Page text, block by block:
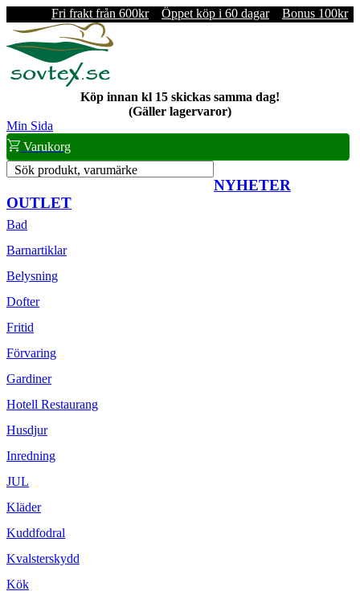
Fri frakt från 600kr Öppet köp i 60 dagar Bonus 100kr
Köp innan kl 15 skickas samma dag!
(Gäller lagervaror)
Min Sida
Varukorg
Sök produkt, varumärke
NYHETER
OUTLET
Bad
Barnartiklar
Belysning
Dofter
Fritid
Förvaring
Gardiner
Hotell Restaurang
Husdjur
Inredning
JUL
Kläder
Kuddfodral
Kvalsterskydd
Kök